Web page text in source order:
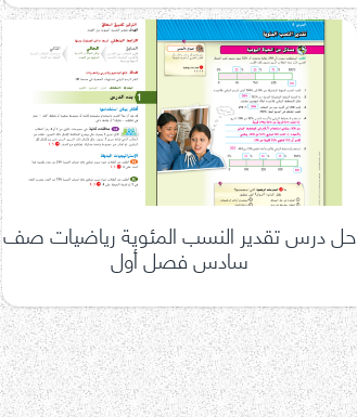
حل درس تقدير النسب المئوية رياضيات صف
سادس فصل أول